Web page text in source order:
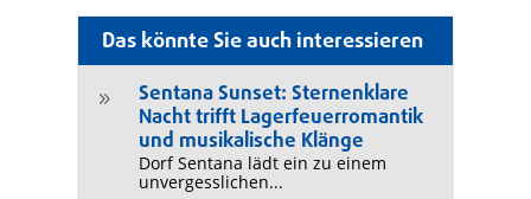
Das könnte Sie auch interessieren
9
Sentana Sunset: Sternenklare
Nacht trifft Lagerfeuerromantik
und musikalische Klänge
Dorf Sentana lädt ein zu einem
unvergesslichen...